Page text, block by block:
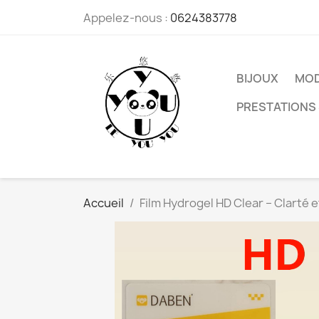
Appelez-nous : 0624383778
BIJOUX
Accueil Film Hydrogel HD Clear –